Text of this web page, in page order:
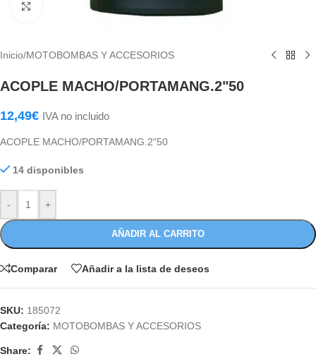
Haga Click para agrandar
Inicio/MOTOBOMBAS Y ACCESORIOS
ACOPLE MACHO/PORTAMANG.2"50
12,49€ IVA no incluido
ACOPLE MACHO/PORTAMANG.2"50
14 disponibles
- +
AÑADIR AL CARRITO
Comparar Añadir a la lista de deseos
SKU: 185072
Categoría: MOTOBOMBAS Y ACCESORIOS
Share: